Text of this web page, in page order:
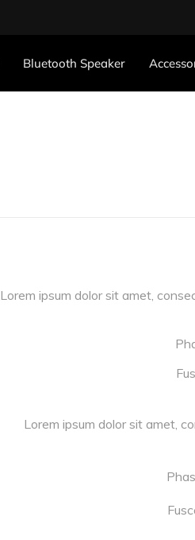
Bluetooth Speaker
Lorem ipsum dolor sit amet,
Lorem ipsum dolor sit amet,